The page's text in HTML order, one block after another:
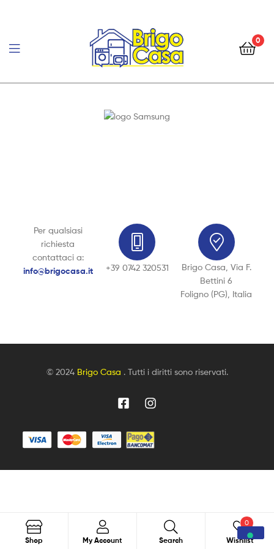
Brigo
Casa
0
Per qualsiasi
richiesta
contattaci a:
info@brigocasa.it +39 0742 320531
Brigo Casa, Via F.
Bettini 6
Foligno (PG), Italia
© 2024 Brigo Casa . Tutti i diritti sono riservati.
Shop My Account Search Search
Wishlist
0